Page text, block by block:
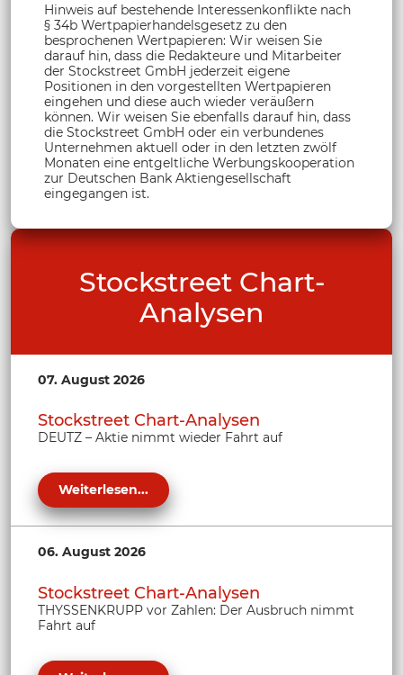
Hinweis auf bestehende Interessenkonflikte nach
§ 34b Wertpapierhandelsgesetz zu den
besprochenen Wertpapieren: Wir weisen Sie
darauf hin, dass die Redakteure und Mitarbeiter
der Stockstreet GmbH jederzeit eigene
Positionen in den vorgestellten Wertpapieren
eingehen und diese auch wieder veräußern
können. Wir weisen Sie ebenfalls darauf hin, dass
die Stockstreet GmbH oder ein verbundenes
Unternehmen aktuell oder in den letzten zwölf
Monaten eine entgeltliche Werbungskooperation
zur Deutschen Bank Aktiengesellschaft
eingegangen ist.
Stockstreet Chart-
Analysen
07. August 2026
Stockstreet Chart-Analysen
DEUTZ – Aktie nimmt wieder Fahrt auf
Weiterlesen...
06. August 2026
Stockstreet Chart-Analysen
THYSSENKRUPP vor Zahlen: Der Ausbruch nimmt
Fahrt auf